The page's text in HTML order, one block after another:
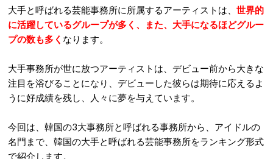
大手と呼ばれる芸能事務所に所属するアーティストは、 世界的
に活躍しているグループが多く、また、大手になるほどグルー
プの数も多く なります。
大手事務所が世に放つアーティストは、デビュー前から大きな
注目を浴びることになり、デビューした彼らは期待に応えるよ
うに好成績を残し、人々に夢を与えています。
今回は、韓国の3大事務所と呼ばれる事務所から、アイドルの
名門まで、韓国の大手と呼ばれる芸能事務所をランキング形式
で紹介します。